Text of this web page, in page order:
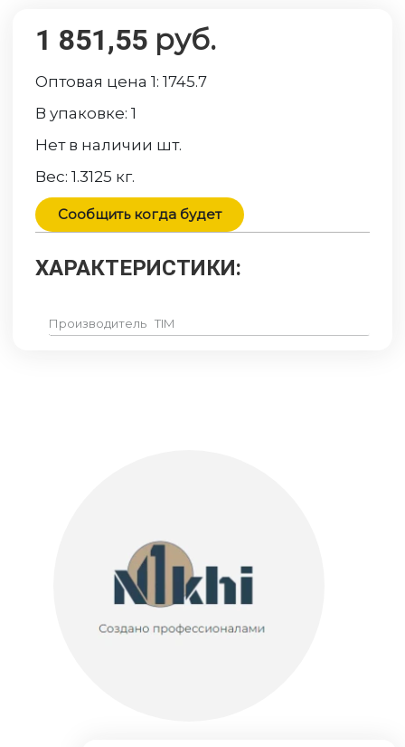
1 851,55 руб.
Оптовая цена 1:1745.7
В упаковке:1
Нет в наличии шт.
Вес:1.3125 кг.
Сообщить когда будет
ХАРАКТЕРИСТИКИ:
Производитель TIM